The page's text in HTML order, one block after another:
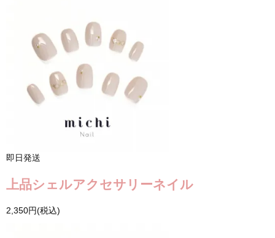
即日発送
上品シェルアクセサリーネイル
2,350円(税込)